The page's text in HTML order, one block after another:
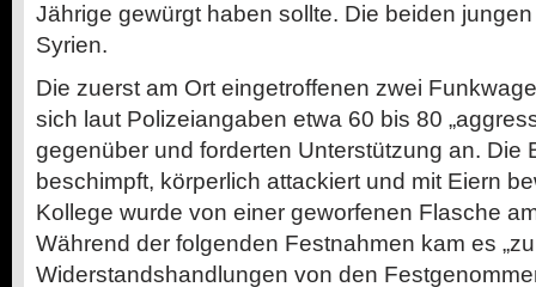
Jährige gewürgt haben sollte. Die beiden
Syrien.
Die zuerst am Ort eingetroffenen zwei
sich laut Polizeiangaben etwa 60 bis 80
gegenüber und forderten Unterstützung an. Die
beschimpft, körperlich attackiert und mit Eiern
Kollege wurde von einer geworfenen Flasche
Während der folgenden Festnahmen kam es „zu
Widerstandshandlungen von den